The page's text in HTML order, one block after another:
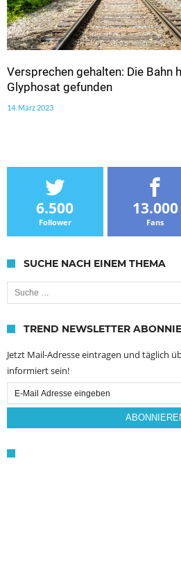
Versprechen gehalten: Die Bahn
Glyphosat gefunden
14. März 2023
6.500
Follower
13.000
Fans
SUCHE NACH EINEM THEMA
Suche nach:
TREND NEWSLETTER
Jetzt Mail-Adresse eintragen und täglich
informiert sein!
Email
Subscription